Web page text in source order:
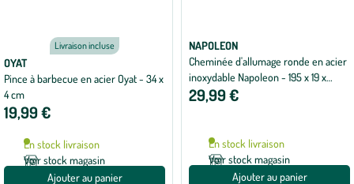
Livraison incluse
OYAT
Pince à barbecue en acier Oyat - 34 x
4 cm
19,99 €
En stock livraison
Voir stock magasin
Ajouter au panier
NAPOLEON
Cheminée d'allumage ronde en acier
inoxydable Napoleon - 195 x 19 x
34,29 cm
29,99 €
En stock livraison
Voir stock magasin
Ajouter au panier